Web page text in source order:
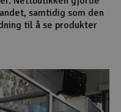
samtidig som den
til å se produkter